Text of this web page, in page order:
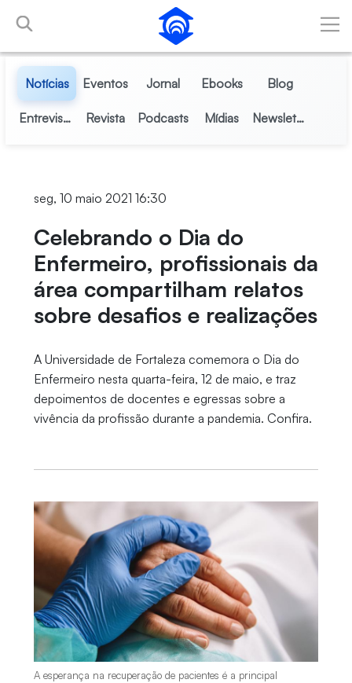
Pular para o Conteúdo principal
Notícias Eventos Jornal Ebooks Blog
Entrevistas Revista Podcasts Mídias Newsletter
seg, 10 maio 2021 16:30
Celebrando o Dia do
Enfermeiro, profissionais da
área compartilham relatos
sobre desafios e realizações
A Universidade de Fortaleza comemora o Dia do
Enfermeiro nesta quarta-feira, 12 de maio, e traz
depoimentos de docentes e egressas sobre a
vivência da profissão durante a pandemia. Confira.
A esperança na recuperação de pacientes é a principal